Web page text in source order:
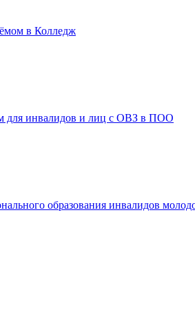
в Колледж
для инвалидов и лиц с ОВЗ в ПОО
образования инвалидов